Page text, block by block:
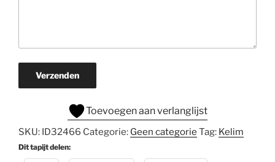
Verzenden
Toevoegen aan verlanglijst
SKU: ID32466 Categorie: Geen categorie Tag: Kelim
Dit tapijt delen: